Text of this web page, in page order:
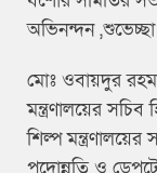
অভিনন্দন
মোঃ ওবায়দুর
মন্ত্রণালয়ের
শিল্প
পদোন্নতি ও